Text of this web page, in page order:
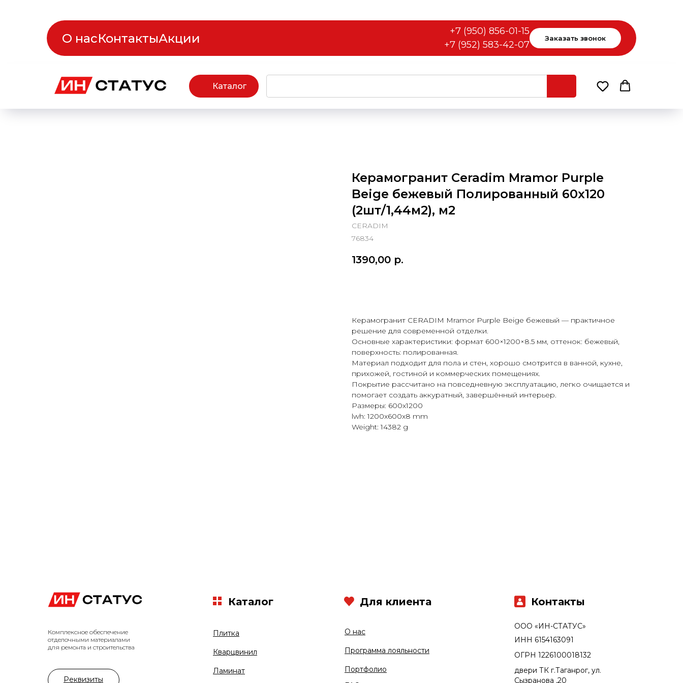
О насКонтактыАкции
+7 (950) 856-01-15
+7 (952) 583-42-07
Заказать звонок
Каталог
Керамогранит Ceradim Mramor Purple
Beige бежевый Полированный 60x120
(2шт/1,44м2), м2
CERADIM
76834
1390,00 р.
Керамогранит CERADIM Mramor Purple Beige бежевый — практичное
решение для современной отделки.
Основные характеристики: формат 600×1200×8.5 мм, оттенок: бежевый,
поверхность: полированная.
Материал подходит для пола и стен, хорошо смотрится в ванной, кухне,
прихожей, гостиной и коммерческих помещениях.
Покрытие рассчитано на повседневную эксплуатацию, легко очищается и
помогает создать аккуратный, завершённый интерьер.
Размеры: 600x1200
lwh: 1200x600x8 mm
Weight: 14382 g
Комплексное обеспечение
отделочными материалами
для ремонта и строительства
Плитка
Кварцвинил
О нас
Ламинат
Программа лояльности
Портфолио
ООО «ИН-СТАТУС»
двери ТК г.Таганрог, ул.
Сызранова ,20
ОГРН 1226100018132
ИНН 6154163091
Каталог Контакты
Для клиента
Реквизиты